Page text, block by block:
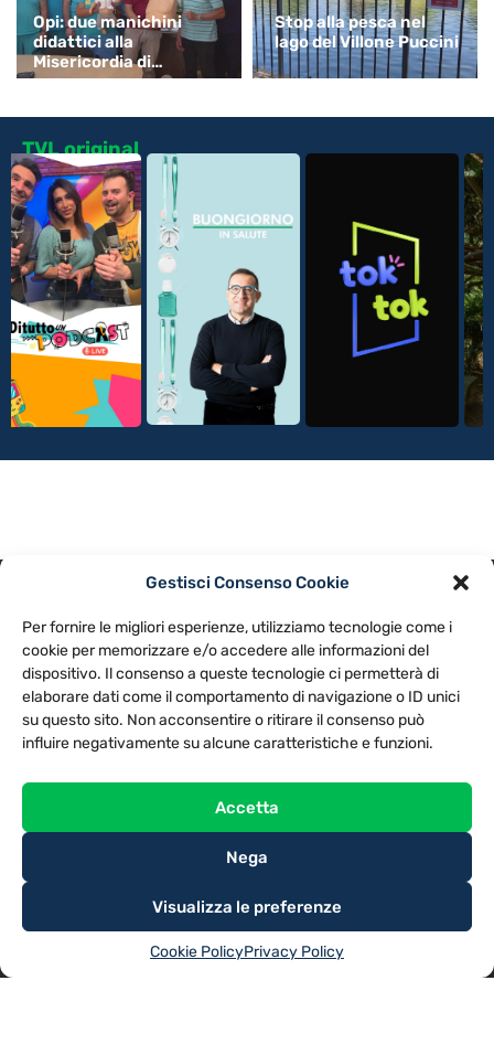
Gestisci Consenso Cookie
Per fornire le migliori esperienze, utilizziamo tecnologie come i
cookie per memorizzare e/o accedere alle informazioni del
dispositivo. Il consenso a queste tecnologie ci permetterà di
elaborare dati come il comportamento di navigazione o ID unici
su questo sito. Non acconsentire o ritirare il consenso può
influire negativamente su alcune caratteristiche e funzioni.
Accetta
Nega
Visualizza le preferenze
Cookie PolicyPrivacy Policy
Opi: due manichini
didattici alla
Misericordia di
Monsummano
Stop alla pesca nel
lago del Villone Puccini
TVL original
NOTE LEGALI
CONTATTACI PREFERENZE
TV LIBERA S.P.A.
Via Monteleonese 95/21 – 51100 Pistoia (PT)
Tel. 0573.9136 / Fax 0573.913615